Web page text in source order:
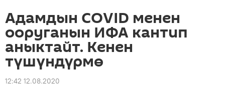
Адамдын COVID менен
ооруганын ИФА кантип
аныктайт. Кенен
түшүндүрмө
12:42 12.08.2020